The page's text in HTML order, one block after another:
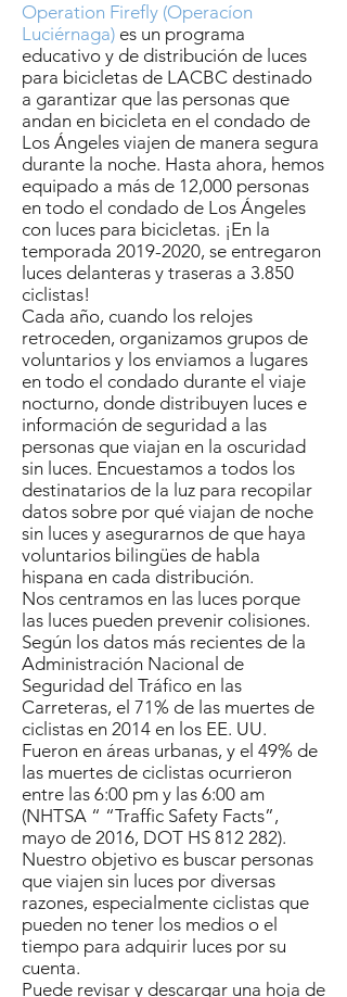
Operation Firefly (Operacíon
Luciérnaga) es un programa
educativo y de distribución de luces
para bicicletas de LACBC destinado
a garantizar que las personas que
andan en bicicleta en el condado de
Los Ángeles viajen de manera segura
durante la noche. Hasta ahora, hemos
equipado a más de 12,000 personas
en todo el condado de Los Ángeles
con luces para bicicletas. ¡En la
temporada 2019-2020, se entregaron
luces delanteras y traseras a 3.850
ciclistas!
Cada año, cuando los relojes
retroceden, organizamos grupos de
voluntarios y los enviamos a lugares
en todo el condado durante el viaje
nocturno, donde distribuyen luces e
información de seguridad a las
personas que viajan en la oscuridad
sin luces. Encuestamos a todos los
destinatarios de la luz para recopilar
datos sobre por qué viajan de noche
sin luces y asegurarnos de que haya
voluntarios bilingües de habla
hispana en cada distribución.
Nos centramos en las luces porque
las luces pueden prevenir colisiones.
Según los datos más recientes de la
Administración Nacional de
Seguridad del Tráfico en las
Carreteras, el 71% de las muertes de
ciclistas en 2014 en los EE. UU.
Fueron en áreas urbanas, y el 49% de
las muertes de ciclistas ocurrieron
entre las 6:00 pm y las 6:00 am
(NHTSA “ “Traffic Safety Facts”,
mayo de 2016, DOT HS 812 282).
Nuestro objetivo es buscar personas
que viajen sin luces por diversas
razones, especialmente ciclistas que
pueden no tener los medios o el
tiempo para adquirir luces por su
cuenta.
Puede revisar y descargar una hoja de